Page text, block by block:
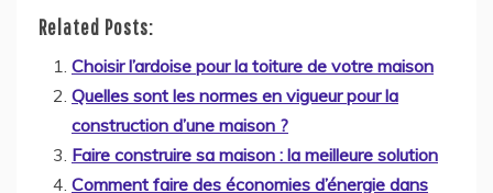
Related Posts:
Choisir l’ardoise pour la toiture de votre maison
Quelles sont les normes en vigueur pour la
construction d’une maison ?
Faire construire sa maison : la meilleure solution
Comment faire des économies d’énergie dans